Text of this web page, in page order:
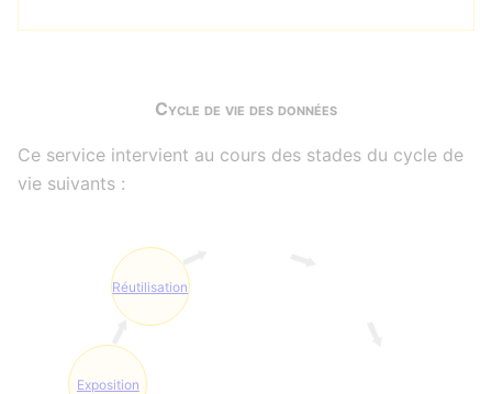
Cycle de vie des données
Ce service intervient au cours des stades du cycle de
vie suivants :
Exposition
Réutilisation